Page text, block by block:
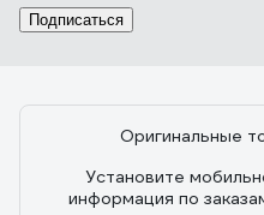
Подписаться
Оригинальные
Установите
информация по